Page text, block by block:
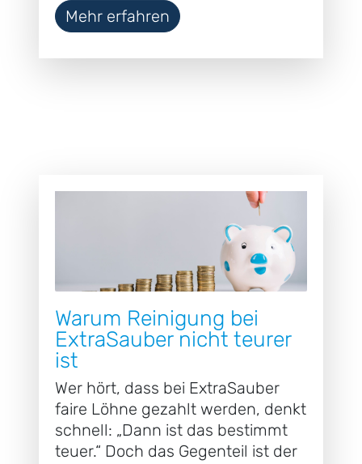
Mehr erfahren
Warum Reinigung bei
ExtraSauber nicht teurer
ist
Wer hört, dass bei ExtraSauber
faire Löhne gezahlt werden, denkt
schnell: „Dann ist das bestimmt
teuer.“ Doch das Gegenteil ist der